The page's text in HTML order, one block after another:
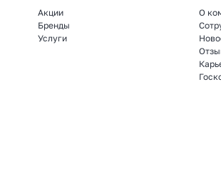
Акции
Бренды
Услуги
О